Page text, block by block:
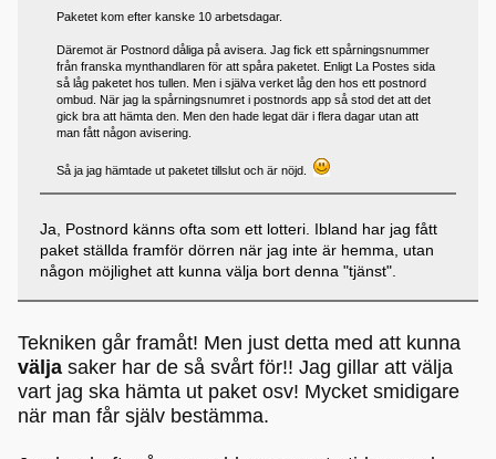
Paketet kom efter kanske 10 arbetsdagar.
Däremot är Postnord dåliga på avisera. Jag fick ett spårningsnummer
från franska mynthandlaren för att spåra paketet. Enligt La Postes sida
så låg paketet hos tullen. Men i själva verket låg den hos ett postnord
ombud. När jag la spårningsnumret i postnords app så stod det att det
gick bra att hämta den. Men den hade legat där i flera dagar utan att
man fått någon avisering.
Så ja jag hämtade ut paketet tillslut och är nöjd.
Ja, Postnord känns ofta som ett lotteri. Ibland har jag fått
paket ställda framför dörren när jag inte är hemma, utan
någon möjlighet att kunna välja bort denna "tjänst".
Tekniken går framåt! Men just detta med att kunna
välja saker har de så svårt för!! Jag gillar att välja
vart jag ska hämta ut paket osv! Mycket smidigare
när man får själv bestämma.